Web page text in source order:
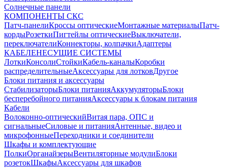
Солнечные панели
КОМПОНЕНТЫ СКС
Патч-панелиКроссы оптическиеМонтажные материалыПатч-
кордыРозеткиПигтейлы оптическиеВыключатели,
переключателиКоннекторы, колпачкиАдаптеры
КАБЕЛЕНЕСУЩИЕ СИСТЕМЫ
ЛоткиКонсолиСтойкиКабель-каналыКоробки
распределительныеАксессуары для лотковДругое
Блоки питания и аксессуары
СтабилизаторыБлоки питанияАккумуляторыБлоки
бесперебойного питанияАксессуары к блокам питания
Кабели
Волоконно-оптическийВитая пара, ОПС и
сигнальныеСиловые и питанияАнтенные, видео и
микрофонныеПереходники и соединители
Шкафы и комплектующие
ПолкиОрганайзерыВентиляторные модулиБлоки
розетокШкафыАксессуары для шкафов